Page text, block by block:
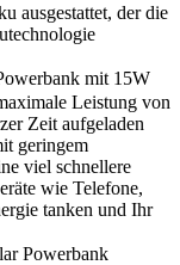
ausgestattet, der die
mit 15W
Leistung von
Zeit aufgeladen
geringem
viel schnellere
wie Telefone,
tanken und Ihr
Powerbank